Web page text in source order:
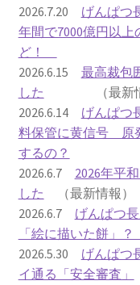
き 集会
2017.3.12 第6回
き 集会
2018.3.11 第７
さき集会
2019.3.10 第8回
さき 集会
2023.3.12 第12回
さき集会
2026.7.20 げんぱ
年間で7000億円以
ど！
2026.6.15 最高裁包
した （最新情
2026.6.14 げんぱ
料保管に黄信号 原
するの？
2026.6.7 2026年平
した （最新情報）
2026.6.7 げんぱつ
「絵に描いた餅」
2026.5.30 げんぱ
イ通る「安全審査」